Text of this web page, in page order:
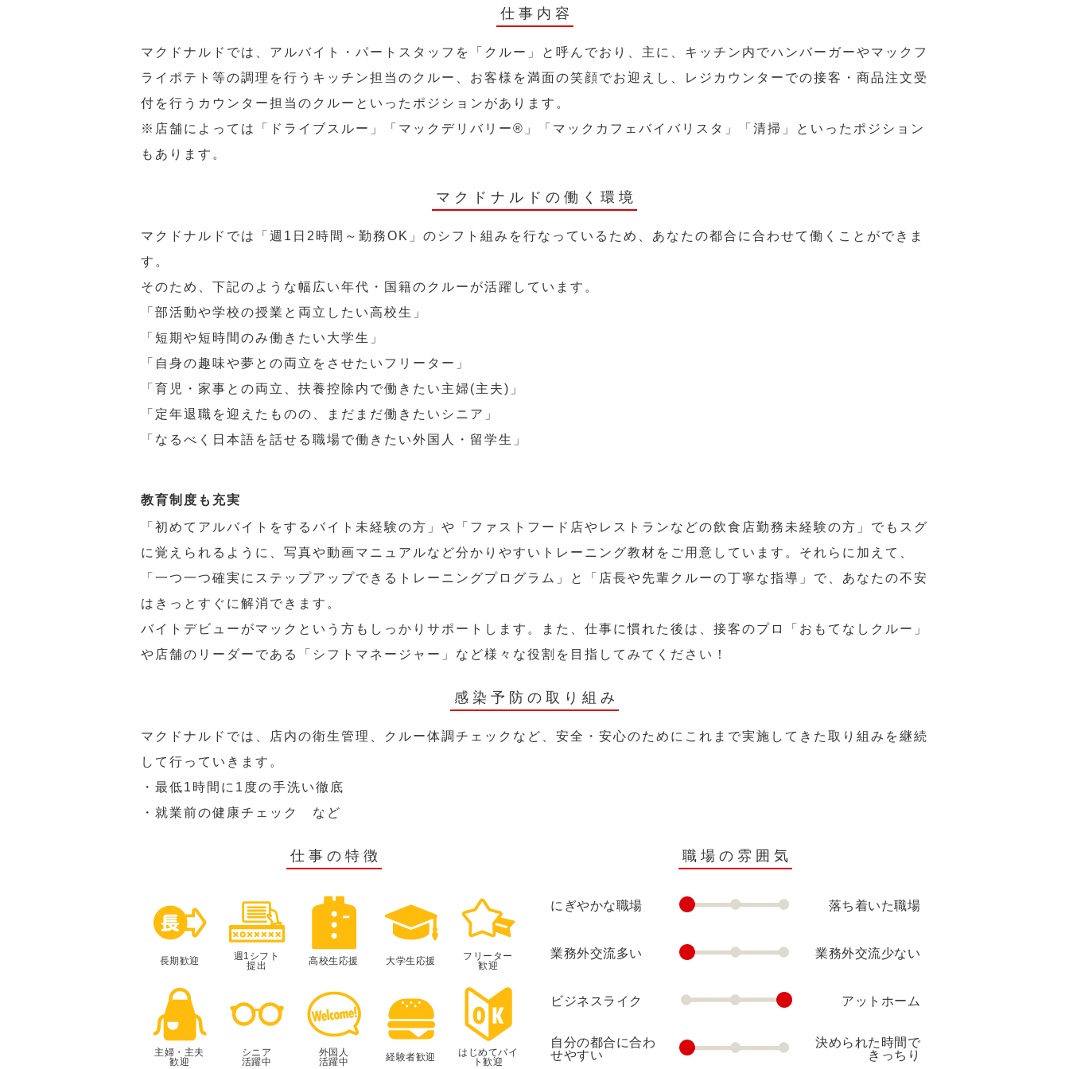
仕事内容
マクドナルドでは、アルバイト・パートスタッフを「クルー」と呼んでおり、主に、キッチン内でハンバーガーやマックフ
ライポテト等の調理を行うキッチン担当のクルー、お客様を満面の笑顔でお迎えし、レジカウンターでの接客・商品注文受
付を行うカウンター担当のクルーといったポジションがあります。
※店舗によっては「ドライブスルー」「マックデリバリー®︎」「マックカフェバイバリスタ」「清掃」といったポジション
もあります。
マクドナルドの働く環境
マクドナルドでは「週1日2時間～勤務OK」のシフト組みを行なっているため、あなたの都合に合わせて働くことができま
す。
そのため、下記のような幅広い年代・国籍のクルーが活躍しています。
「部活動や学校の授業と両立したい高校生」
「短期や短時間のみ働きたい大学生」
「自身の趣味や夢との両立をさせたいフリーター」
「育児・家事との両立、扶養控除内で働きたい主婦(主夫)」
「定年退職を迎えたものの、まだまだ働きたいシニア」
「なるべく日本語を話せる職場で働きたい外国人・留学生」
教育制度も充実
「初めてアルバイトをするバイト未経験の方」や「ファストフード店やレストランなどの飲食店勤務未経験の方」でもスグ
に覚えられるように、写真や動画マニュアルなど分かりやすいトレーニング教材をご用意しています。それらに加えて、
「一つ一つ確実にステップアップできるトレーニングプログラム」と「店長や先輩クルーの丁寧な指導」で、あなたの不安
はきっとすぐに解消できます。
バイトデビューがマックという方もしっかりサポートします。また、仕事に慣れた後は、接客のプロ「おもてなしクルー」
や店舗のリーダーである「シフトマネージャー」など様々な役割を目指してみてください！
感染予防の取り組み
マクドナルドでは、店内の衛生管理、クルー体調チェックなど、安全・安心のためにこれまで実施してきた取り組みを継続
して行っていきます。
・最低1時間に1度の手洗い徹底
・就業前の健康チェック など
仕事の特徴
長期歓迎
週1シフト
提出
高校生応援 大学生応援
フリーター
歓迎
主婦・主夫
歓迎
シニア
活躍中
外国人
活躍中
経験者歓迎
はじめてバイ
ト歓迎
職場の雰囲気
にぎやかな職場 落ち着いた職場
業務外交流多い 業務外交流少ない
ビジネスライク アットホーム
自分の都合に合わ
せやすい
決められた時間で
きっちり